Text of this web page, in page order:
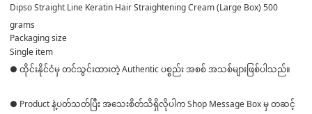
Dipso Straight Line Keratin Hair Straightening Cream (Large Box) 500
grams
Packaging size
Single item
● ထိုင်းနိုင်ငံမှ တင်သွင်းထားတဲ့ Authentic ပစ္စည်း အစစ် အသစ်များဖြစ်ပါသည်။
● Product နဲ့ပတ်သတ်ပြီး အသေးစိတ်သိရှိလိုပါက Shop Message Box မှ တဆင့်